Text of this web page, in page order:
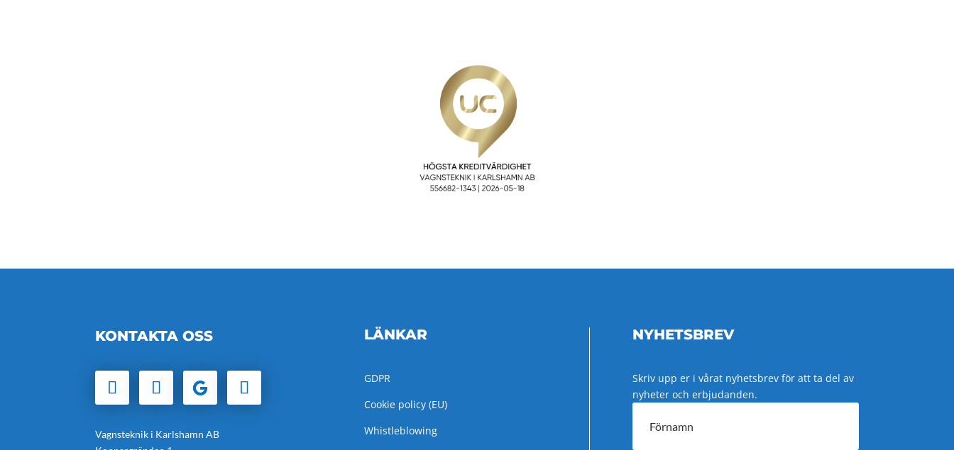
KONTAKTA OSS
Vagnsteknik i Karlshamn AB
LÄNKAR
GDPR
Cookie policy (EU)
Whistleblowing
NYHETSBREV
Skriv upp er i vårat nyhetsbrev för att ta del av
nyheter och erbjudanden.